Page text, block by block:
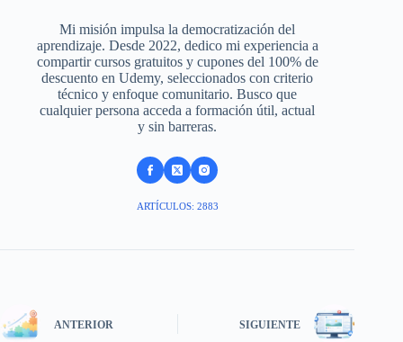
Mi misión impulsa la democratización del
aprendizaje. Desde 2022, dedico mi experiencia a
compartir cursos gratuitos y cupones del 100% de
descuento en Udemy, seleccionados con criterio
técnico y enfoque comunitario. Busco que
cualquier persona acceda a formación útil, actual
y sin barreras.
ARTÍCULOS: 2883
ANTERIOR SIGUIENTE